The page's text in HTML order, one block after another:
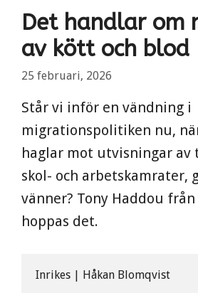
Det handlar om
av kött och blod
25 februari, 2026
Står vi inför en vändning i
migrationspolitiken nu,
haglar mot utvisningar av
skol- och arbetskamrater,
vänner? Tony Haddou
hoppas det.
Inrikes | Håkan Blomqvist